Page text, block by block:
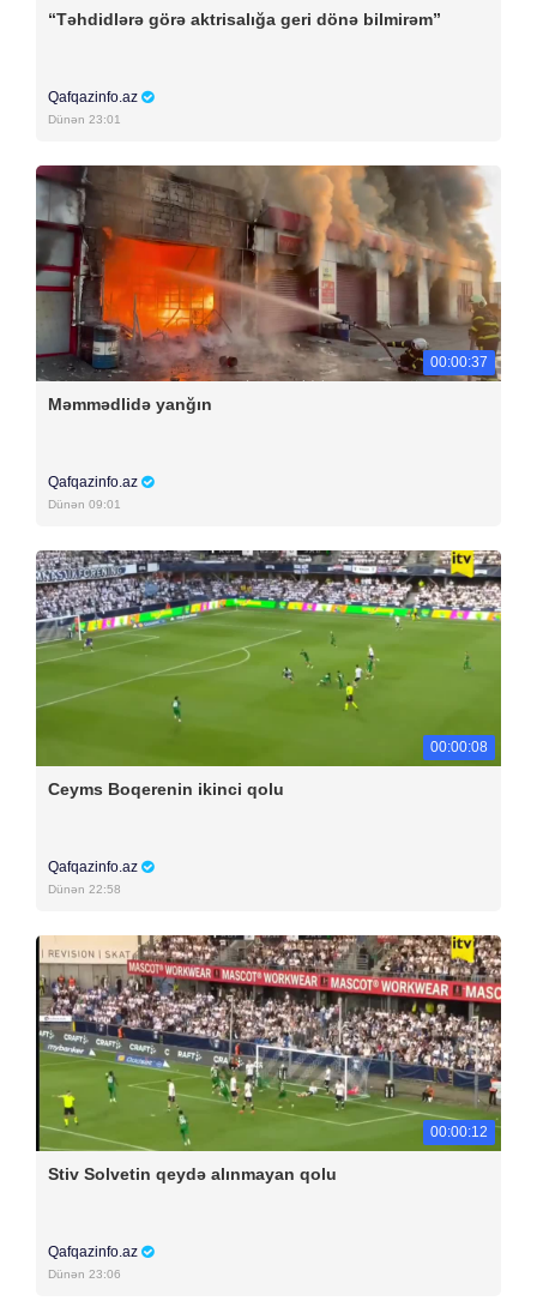
“Təhdidlərə görə aktrisalığa geri dönə bilmirəm”
Qafqazinfo.az
Dünən 23:01
00:00:37
Məmmədlidə yanğın
Qafqazinfo.az
Dünən 09:01
00:00:08
Ceyms Boqerenin ikinci qolu
Qafqazinfo.az
Dünən 22:58
00:00:12
Stiv Solvetin qeydə alınmayan qolu
Qafqazinfo.az
Dünən 23:06